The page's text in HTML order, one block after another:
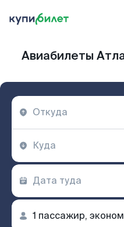
Авиабилеты